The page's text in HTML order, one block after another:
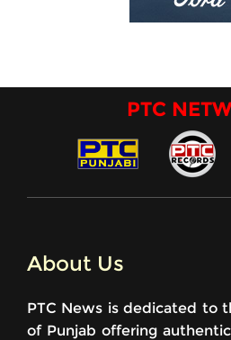
PTC
About Us
PTC News is dedicated to
of Punjab offering